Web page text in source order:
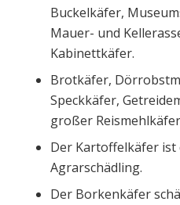
Buckelkäfer,
Mauer- und
Kabinettkäfer.
Brotkäfer,
Speckkäfer,
großer
Der Kartoffelkäfer ist
Agrarschädling.
Der Borkenkäfer